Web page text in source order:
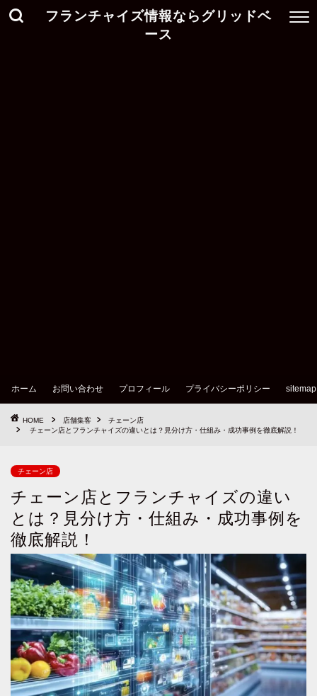
フランチャイズ情報ならグリッドベ
ース
ホーム お問い合わせ プロフィール プライバシーポリシー sitemap
HOME 店舗集客
チェーン店
チェーン店とフランチャイズの違いとは？見分け方・仕組み・成功事例を徹底解説！
チェーン店
チェーン店とフランチャイズの違い
とは？見分け方・仕組み・成功事例を
徹底解説！